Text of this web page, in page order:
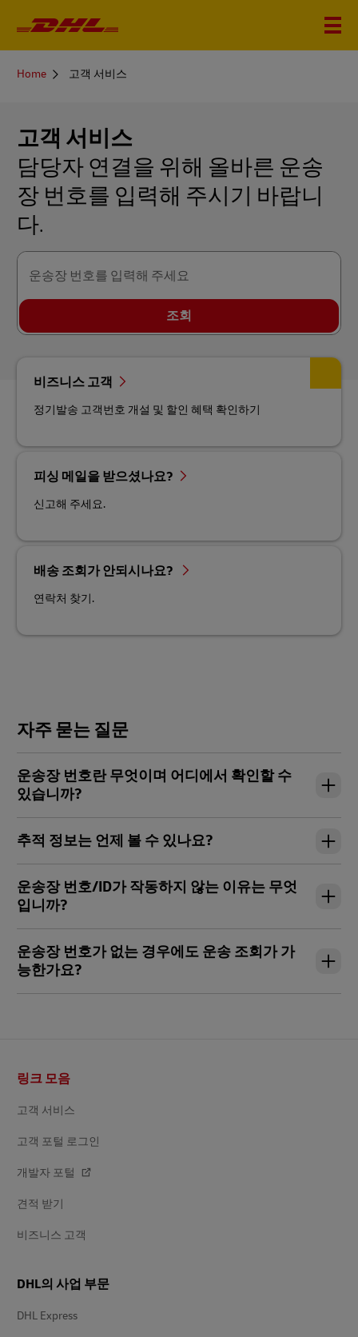
You
Home 고객 서비스
고객 서비스
담당자 연결을 위해 올바른 운송
장 번호를 입력해 주시기 바랍니
다.
운송장 번호를 입력해 주세요
조회
비즈니스 고객
정기발송 고객번호 개설 및 할인 혜택 확인하기
피싱 메일을 받으셨나요?
신고해 주세요.
배송 조회가 안되시나요?
연락처 찾기.
자주 묻는 질문
운송장 번호란 무엇이며 어디에서 확인할 수
있습니까?
추적 정보는 언제 볼 수 있나요?
운송장 번호/ID가 작동하지 않는 이유는 무엇
입니까?
운송장 번호가 없는 경우에도 운송 조회가 가
능한가요?
닥
링크 모음
고객 서비스
고객 포털 로그인
개발자 포털
견적 받기
비즈니스 고객
DHL의 사업 부문
DHL Express